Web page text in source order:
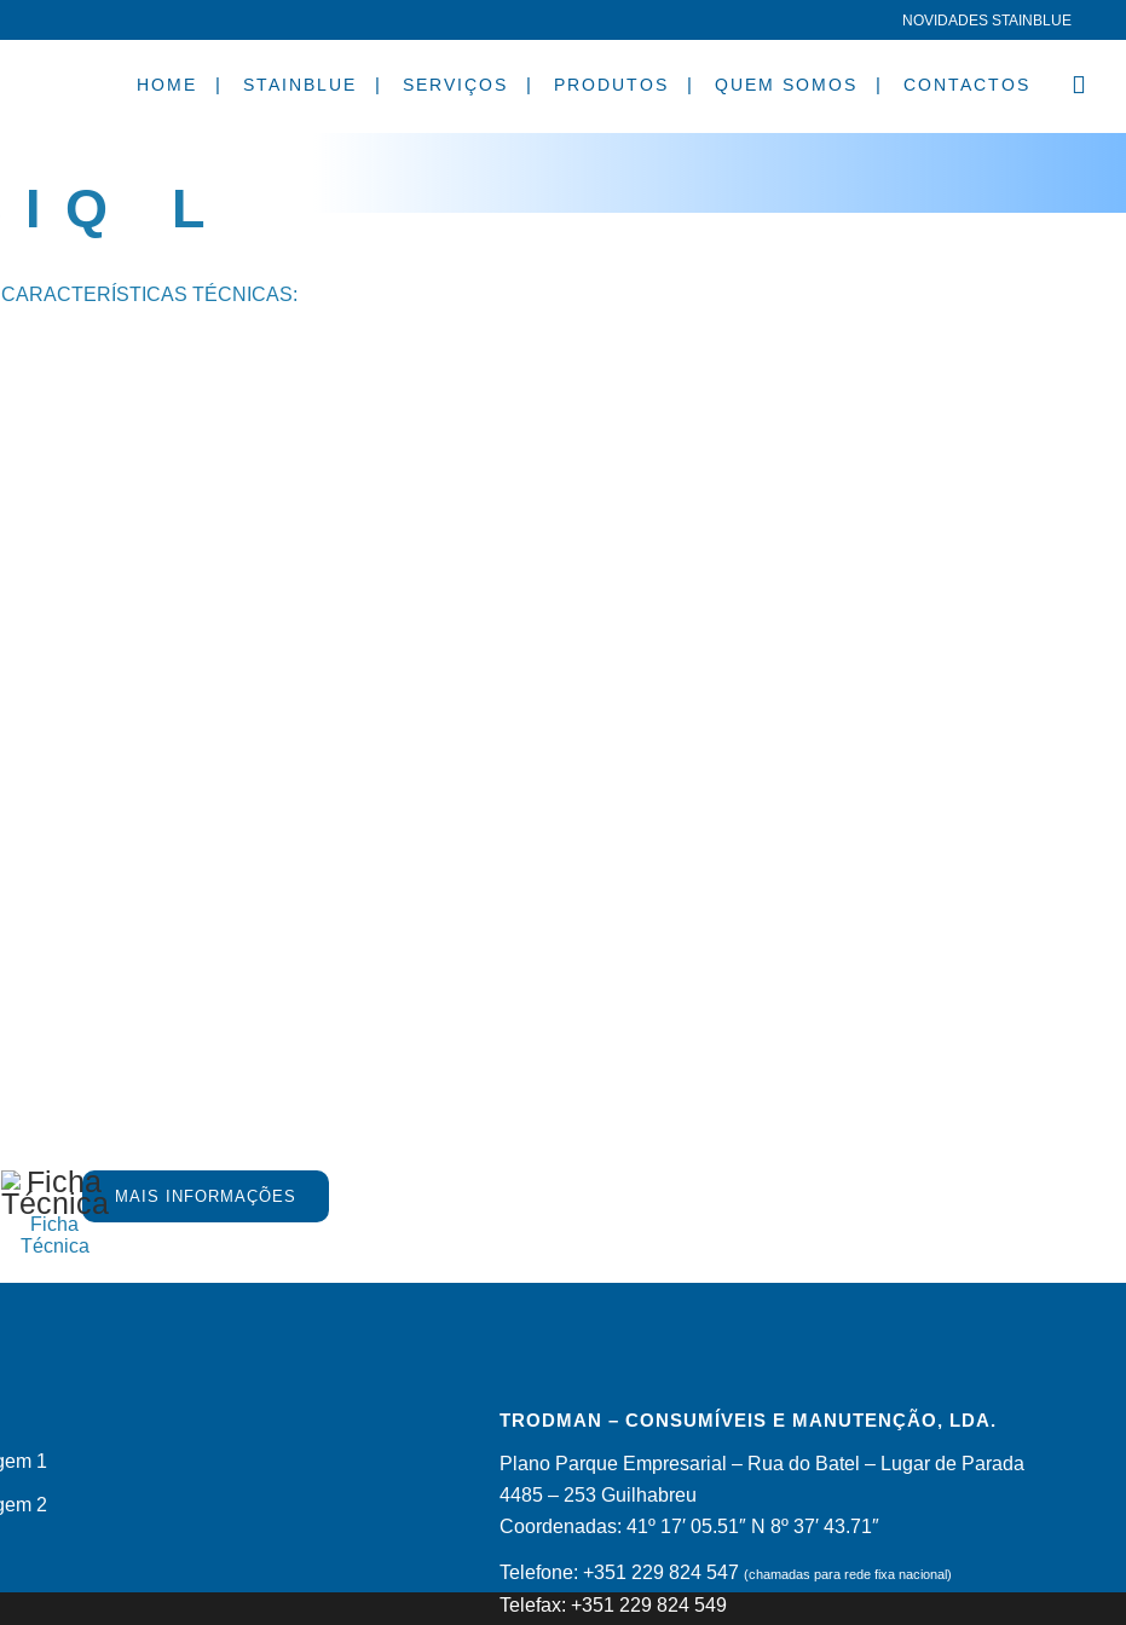
NOVIDADES STAINBLUE
HOME STAINBLUE SERVIÇOS PRODUTOS QUEM SOMOS CONTACTOS
L
CARACTERÍSTICAS TÉCNICAS:
Ficha
Técnica
MAIS INFORMAÇÕES
TRODMAN – CONSUMÍVEIS E MANUTENÇÃO, LDA.
Plano Parque Empresarial – Rua do Batel – Lugar de Parada
4485 – 253 Guilhabreu
Coordenadas: 41º 17′ 05.51″ N 8º 37′ 43.71″
Telefone: +351 229 824 547(chamadas para rede fixa nacional)
Telefax: +351 229 824 549